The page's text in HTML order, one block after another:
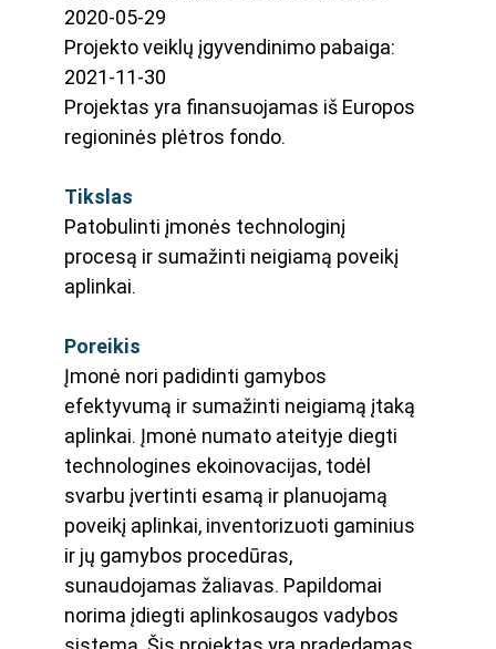
2020-05-29
Projekto veiklų įgyvendinimo pabaiga:
2021-11-30
Projektas yra finansuojamas iš Europos
regioninės plėtros fondo.
Tikslas
Patobulinti įmonės technologinį
procesą ir sumažinti neigiamą poveikį
aplinkai.
Poreikis
Įmonė nori padidinti gamybos
efektyvumą ir sumažinti neigiamą įtaką
aplinkai. Įmonė numato ateityje diegti
technologines ekoinovacijas, todėl
svarbu įvertinti esamą ir planuojamą
poveikį aplinkai, inventorizuoti gaminius
ir jų gamybos procedūras,
sunaudojamas žaliavas. Papildomai
norima įdiegti aplinkosaugos vadybos